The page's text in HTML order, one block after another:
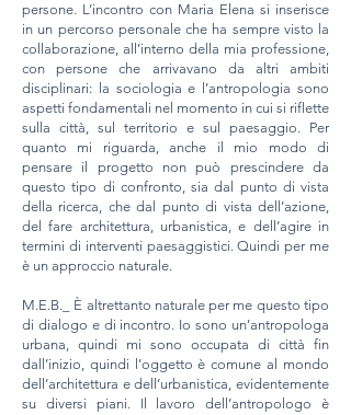
persone. L’incontro con Maria Elena si inserisce
in un percorso personale che ha sempre visto la
collaborazione, all’interno della mia professione,
con persone che arrivavano da altri ambiti
disciplinari: la sociologia e l’antropologia sono
aspetti fondamentali nel momento in cui si riflette
sulla città, sul territorio e sul paesaggio. Per
quanto mi riguarda, anche il mio modo di
pensare il progetto non può prescindere da
questo tipo di confronto, sia dal punto di vista
della ricerca, che dal punto di vista dell’azione,
del fare architettura, urbanistica, e dell’agire in
termini di interventi paesaggistici. Quindi per me
è un approccio naturale.
M.E.B._ È altrettanto naturale per me questo tipo
di dialogo e di incontro. Io sono un’antropologa
urbana, quindi mi sono occupata di città fin
dall’inizio, quindi l’oggetto è comune al mondo
dell’architettura e dell’urbanistica, evidentemente
su diversi piani. Il lavoro dell’antropologo è